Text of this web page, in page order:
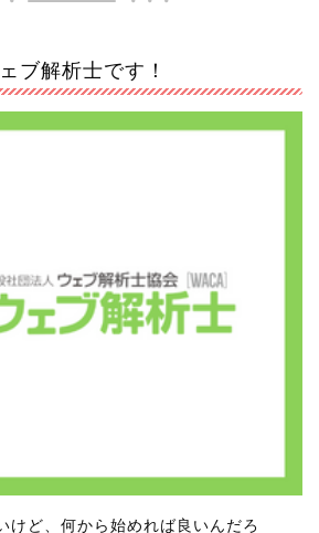
ブ解析士です！
けど、何から始めれば良いんだろ